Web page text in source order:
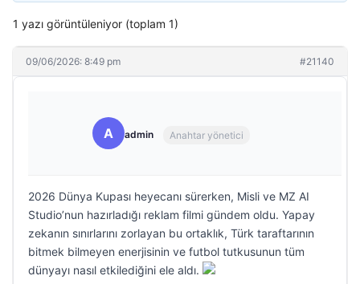
1 yazı görüntüleniyor (toplam 1)
09/06/2026: 8:49 pm #21140
A admin Anahtar yönetici
2026 Dünya Kupası heyecanı sürerken, Misli ve MZ AI
Studio’nun hazırladığı reklam filmi gündem oldu. Yapay
zekanın sınırlarını zorlayan bu ortaklık, Türk taraftarının
bitmek bilmeyen enerjisinin ve futbol tutkusunun tüm
dünyayı nasıl etkilediğini ele aldı.